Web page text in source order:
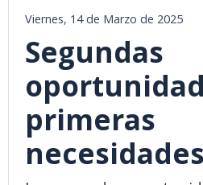
Viernes, 14 de Marzo de 2025
Segundas
primeras
necesidades